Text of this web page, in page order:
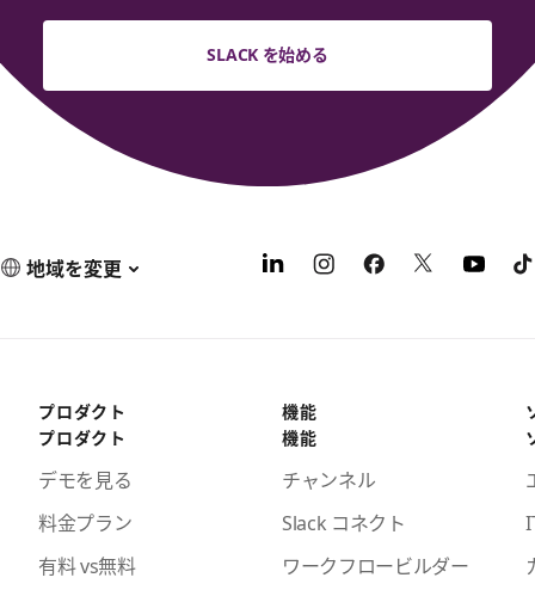
SLACK を始める
地域を変更
プロダクト
プロダクト
デモを見る
料金プラン
有料 vs無料
機能
機能
チャンネル
Slack コネクト
ワークフロービルダー